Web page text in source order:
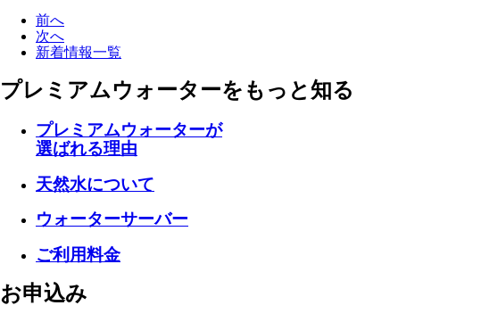
前へ
次へ
新着情報一覧
プレミアムウォーターを もっと知る
プレミアムウォーターが
選ばれる理由
天然水について
ウォーターサーバー
ご利用料金
お申込み